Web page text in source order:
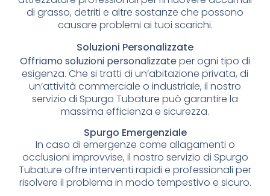
di grasso, detriti e altre sostanze che possono
causare problemi ai tuoi scarichi.
Soluzioni Personalizzate
Offriamo soluzioni personalizzateper ogni tipo di
esigenza. Che si tratti di un’abitazione privata, di
un’attività commerciale o industriale, il nostro
servizio di Spurgo Tubature può garantire la
massima efficienza e sicurezza.
Spurgo Emergenziale
In caso di emergenze come allagamenti o
occlusioni improvvise, il nostro servizio di Spurgo
Tubature offre interventi rapidi e professionali per
risolvere il problema in modo tempestivo e sicuro.